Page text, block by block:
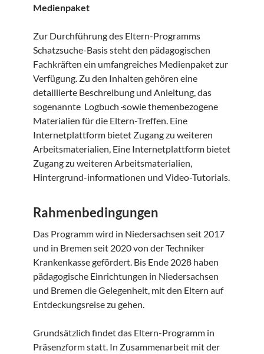
Medienpaket
Zur Durchführung des Eltern-Programms
Schatzsuche-Basis steht den pädagogischen
Fachkräften ein umfangreiches Medienpaket zur
Verfügung. Zu den Inhalten gehören eine
detaillierte Beschreibung und Anleitung, das
sogenannte Logbuch sowie themenbezogene
Materialien für die Eltern-Treffen. Eine
Internetplattform bietet Zugang zu weiteren
Arbeitsmaterialien, Eine Internetplattform bietet
Zugang zu weiteren Arbeitsmaterialien,
Hintergrund-informationen und Video-Tutorials.
Rahmenbedingungen
Das Programm wird in Niedersachsen seit 2017
und in Bremen seit 2020 von der Techniker
Krankenkasse gefördert. Bis Ende 2028 haben
pädagogische Einrichtungen in Niedersachsen
und Bremen die Gelegenheit, mit den Eltern auf
Entdeckungsreise zu gehen.
Grundsätzlich findet das Eltern-Programm in
Präsenzform statt. In Zusammenarbeit mit der